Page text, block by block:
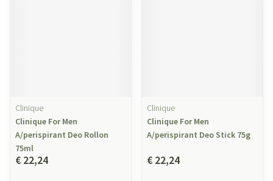
Clinique
Clinique For Men
A/perispirant Deo Rollon
75ml
€ 22,24
Clinique
Clinique For Men
A/perispirant Deo Stick 75g
€ 22,24